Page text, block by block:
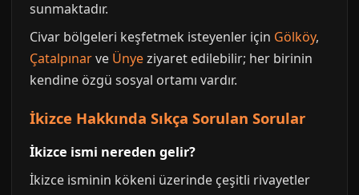
sunmaktadır.
Civar bölgeleri keşfetmek isteyenler için Gölköy,
Çatalpınarve Ünyeziyaret edilebilir; her birinin
kendine özgü sosyal ortamı vardır.
İkizce Hakkında Sıkça Sorulan Sorular
İkizce ismi nereden gelir?
İkizce isminin kökeni üzerinde çeşitli rivayetler